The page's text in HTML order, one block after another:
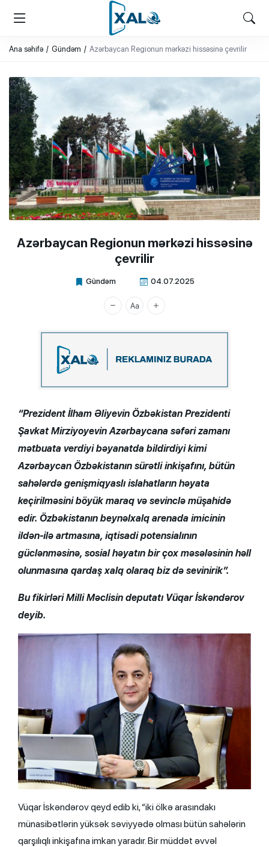
XALQ.ONLINE
ONLAYN PLATFORMA
Ana səhifə Gündəm Azərbaycan Regionun mərkəzi hissəsinə çevrilir
Azərbaycan Regionun mərkəzi hissəsinə
çevrilir
Gündəm 04.07.2025
Xalq.Online
“Prezident İlham Əliyevin Özbəkistan Prezidenti
Şavkat Mirziyoyevin Azərbaycana səfəri zamanı
mətbuata verdiyi bəyanatda bildirdiyi kimi
Azərbaycan Özbəkistanın sürətli inkişafını, bütün
sahələrdə genişmiqyaslı islahatların həyata
keçirilməsini böyük maraq və sevinclə müşahidə
edir. Özbəkistanın beynəlxalq arenada imicinin
ildən-ilə artmasına, iqtisadi potensialının
güclənməsinə, sosial həyatın bir çox məsələsinin həll
olunmasına qardaş xalq olaraq biz də sevinirik”.
Bu fikirləri Milli Məclisin deputatı Vüqar İskəndərov
deyib.
Vüqar İskəndərov qeyd edib ki, “iki ölkə arasındakı
münasibətlərin yüksək səviyyədə olması bütün sahələrin
qarşılıqlı inkişafına imkan yaradır. Bir müddət əvvəl